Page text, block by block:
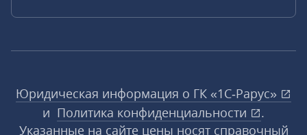
Юридическая информация о ГК «1С‑Рарус»
и Политика конфиденциальности
.
Указанные на сайте цены носят справочный